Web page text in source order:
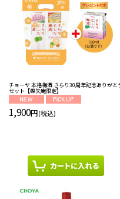
表示数:
並び順:
チョーヤ 本格梅酒 さらり30周年記念ありがと
セット【蝶矢庵限定】
1,900円(税込)